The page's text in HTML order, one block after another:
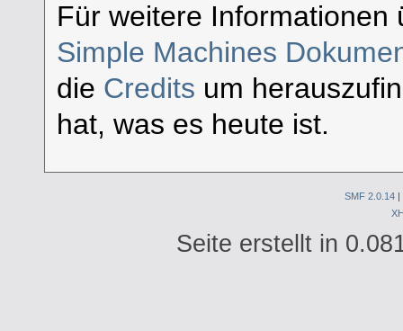
Für weitere Informationen
Simple Machines
die Credits um
hat, was es heute ist.
SMF 2.0.14 |
Seite erstellt in